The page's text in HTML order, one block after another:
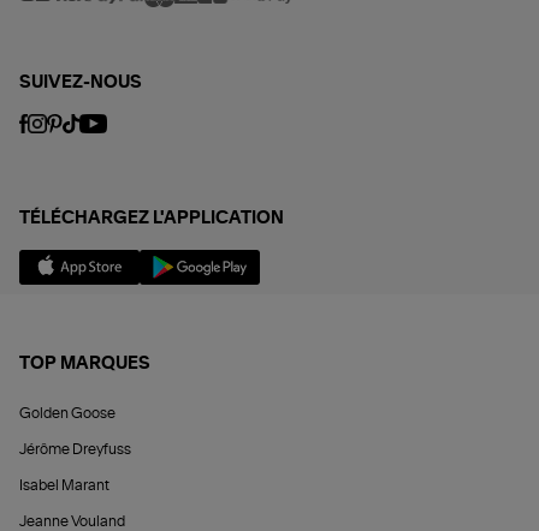
SUIVEZ-NOUS
TÉLÉCHARGEZ L'APPLICATION
TOP MARQUES
Golden Goose
Jérôme Dreyfuss
Isabel Marant
Jeanne Vouland